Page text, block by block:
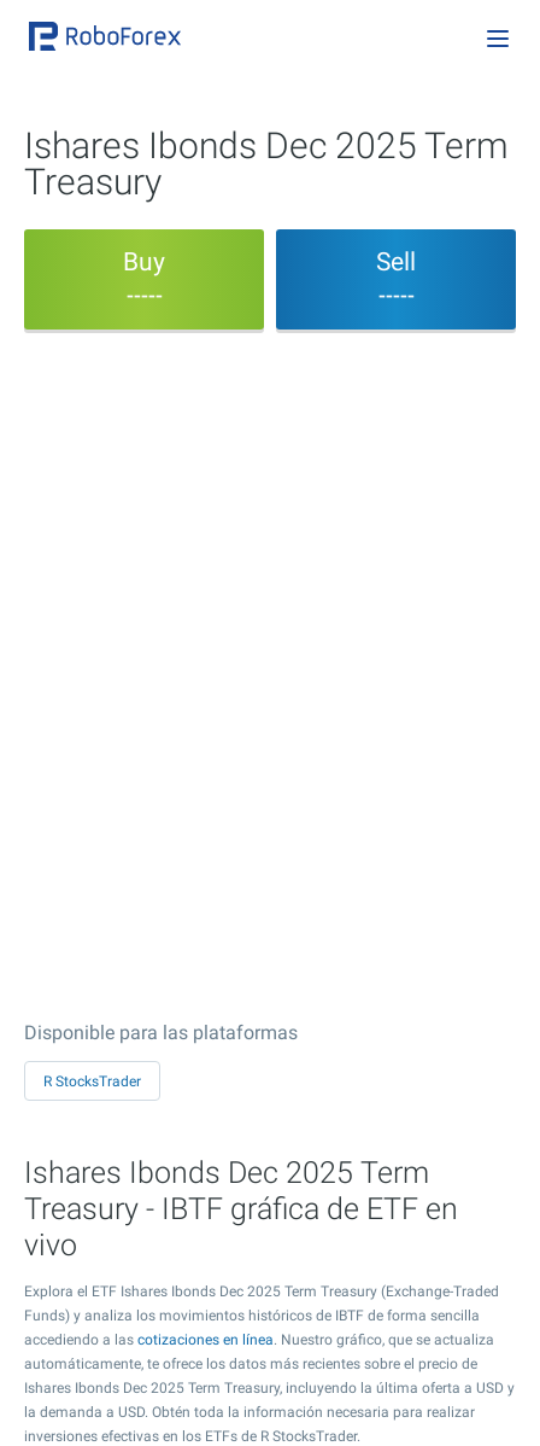
Ishares Ibonds Dec 2025 Term
Treasury
Buy
-----
Sell
-----
Disponible para las plataformas
R StocksTrader
Ishares Ibonds Dec 2025 Term
Treasury - IBTF gráfica de ETF en
vivo
Explora el ETF Ishares Ibonds Dec 2025 Term Treasury (Exchange-Traded
Funds) y analiza los movimientos históricos de IBTF de forma sencilla
accediendo a las cotizaciones en línea. Nuestro gráfico, que se actualiza
automáticamente, te ofrece los datos más recientes sobre el precio de
Ishares Ibonds Dec 2025 Term Treasury, incluyendo la última oferta a USD y
la demanda a USD. Obtén toda la información necesaria para realizar
inversiones efectivas en los ETFs de R StocksTrader.